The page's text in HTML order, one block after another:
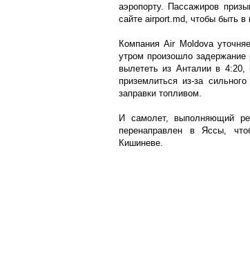
аэропорту. Пассажиров
сайте airport.md, чтобы быть в
Компания Air Moldova
утром произошло
вылететь из Анталии в
приземлиться из-за
заправки топливом.
И самолет, выполняющий
перенаправлен в Яссы,
Кишиневе.